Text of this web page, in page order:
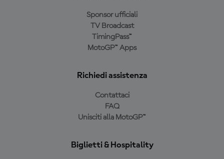
Sponsor ufficiali
TV Broadcast
TimingPass™
MotoGP™ Apps
Richiedi assistenza
Contattaci
FAQ
Unisciti alla MotoGP™
Biglietti & Hospitality